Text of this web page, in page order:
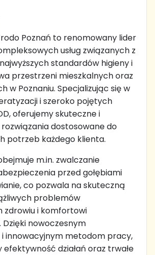
Poznań to renomowany lider
usług związanych z
standardów higieny i
przestrzeni mieszkalnych oraz
w Poznaniu. Specjalizując się w
i szeroko pojętych
oferujemy skuteczne i
dostosowane do
potrzeb każdego klienta.
m.in. zwalczanie
przed gołębiami
co pozwala na skuteczną
problemów
zdrowiu i komfortowi
Dzięki nowoczesnym
innowacyjnym metodom pracy,
działań oraz trwałe